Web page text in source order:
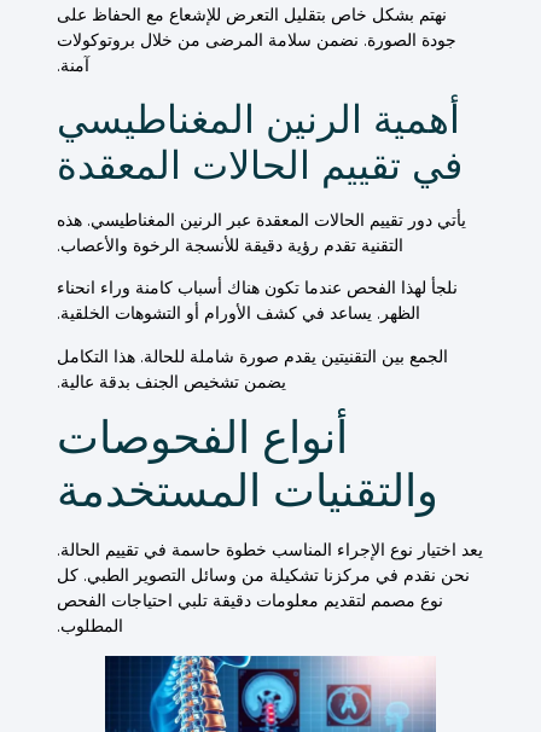
نهتم بشكل خاص بتقليل التعرض للإشعاع مع الحفاظ على
جودة الصورة. نضمن سلامة المرضى من خلال بروتوكولات
آمنة.
أهمية الرنين المغناطيسي
في تقييم الحالات المعقدة
يأتي دورتقييم الحالات المعقدة عبر الرنين المغناطيسي. هذه
التقنية تقدم رؤية دقيقة للأنسجة الرخوة والأعصاب.
نلجأ لهذا الفحص عندما تكون هناك أسباب كامنة وراء انحناء
الظهر. يساعد في كشف الأورام أو التشوهات الخلقية.
الجمع بين التقنيتين يقدم صورة شاملة للحالة. هذا التكامل
يضمنتشخيص الجنف بدقة عالية.
أنواع الفحوصات
والتقنيات المستخدمة
يعد اختيار نوع الإجراء المناسب خطوة حاسمة في تقييم الحالة.
نحن نقدم في مركزنا تشكيلة من وسائل التصوير الطبي. كل
نوع مصمم لتقديم معلومات دقيقة تلبي احتياجات الفحص
المطلوب.